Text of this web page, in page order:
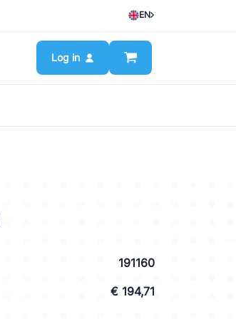
EN
Log in
191160
€ 194,71